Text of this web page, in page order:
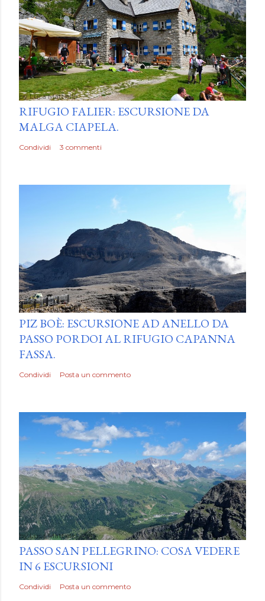
byLuca Mattiello
RIFUGIO FALIER: ESCURSIONE DA
MALGA CIAPELA.
Condividi 3 commenti
byLuca Mattiello
PIZ BOÈ: ESCURSIONE AD ANELLO DA
PASSO PORDOI AL RIFUGIO CAPANNA
FASSA.
Condividi Posta un commento
byLuca Mattiello
PASSO SAN PELLEGRINO: COSA VEDERE
IN 6 ESCURSIONI
Condividi Posta un commento